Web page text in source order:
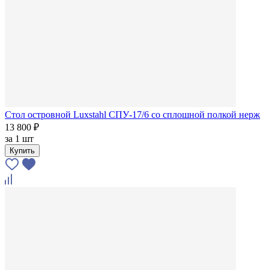
Стол островной Luxstahl СПУ-17/6 со сплошной полкой нерж
13 800 ₽
за 1 шт
Купить